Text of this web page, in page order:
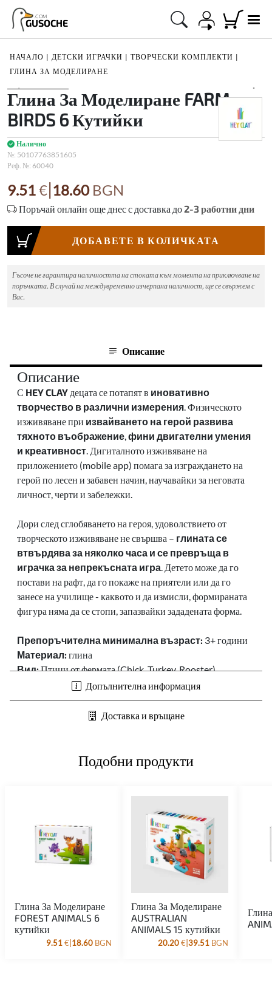
GUSOCHE
.COM
НАЧАЛО | ДЕТСКИ ИГРАЧКИ | ТВОРЧЕСКИ КОМПЛЕКТИ |
ГЛИНА ЗА МОДЕЛИРАНЕ
1/2
Глина За Моделиране FARM
BIRDS 6 Кутийки
Налично
№: 50107763851605
Реф. №: 60040
9.51€|18.60 BGN
Поръчай онлайн още днес с доставка до2-3работни дни
ДОБАВЕТЕ В КОЛИЧКАТА
Гъсоче не гарантира наличността на стоката към момента на приключване на
поръчката. В случай на междувременно изчерпана наличност, ще се свържем с
Вас.
Описание
Описание
С HEY CLAY децата се потапят в иновативно
творчество в различни измерения. Физическото
изживяване при извайването на герой развива
тяхното въображение,фини двигателни умения
и креативност. Дигиталното изживяване на
приложението (mobile app) помага за изграждането на
герой по лесен и забавен начин, научавайки за неговата
личност, черти и забележки.
Дори след сглобяването на героя, удоволствието от
творческото изживяване не свършва – глината се
втвърдява за няколко часа и се превръща в
играчка за непрекъсната игра. Детето може да го
постави на рафт, да го покаже на приятели или да го
занесе на училище - каквото и да измисли, формираната
фигура няма да се стопи, запазвайки зададената форма.
Препоръчителна минимална възраст: 3+ години
Материал: глина
Вид:Птици от фермата (Chick, Turkey, Rooster)
Комплектът съдържа:6 кутийки
Допълнителна информация
Доставка и връщане
Подобни продукти
Глина За Моделиране
FOREST ANIMALS 6
кутийки
9.51€|18.60 BGN
Глина За Моделиране
AUSTRALIAN
ANIMALS 15 кутийки
20.20€|39.51 BGN